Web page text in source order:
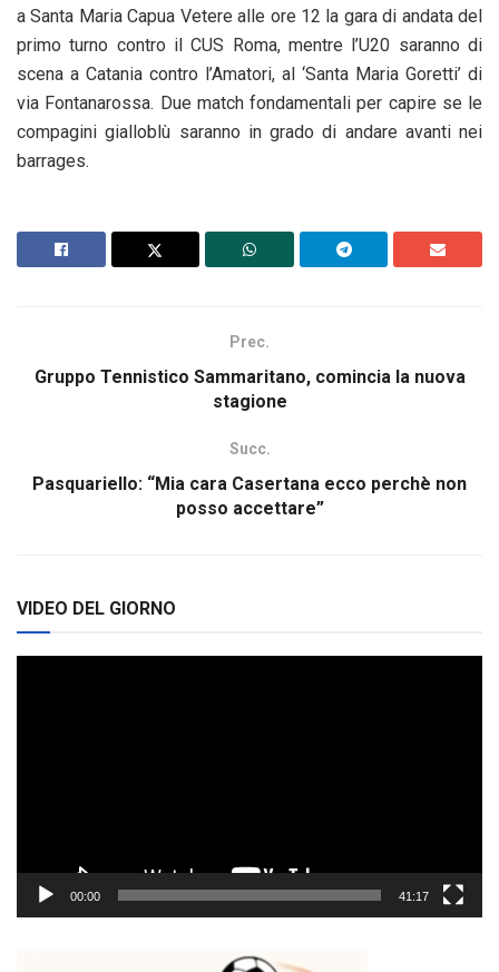
a Santa Maria Capua Vetere alle ore 12 la gara di andata del
primo turno contro il CUS Roma, mentre l’U20 saranno di
scena a Catania contro l’Amatori, al ‘Santa Maria Goretti’ di
via Fontanarossa. Due match fondamentali per capire se le
compagini gialloblù saranno in grado di andare avanti nei
barrages.
Prec.
Gruppo Tennistico Sammaritano, comincia la nuova
stagione
Succ.
Pasquariello: “Mia cara Casertana ecco perchè non
posso accettare”
VIDEO DEL GIORNO
00:00 41:17